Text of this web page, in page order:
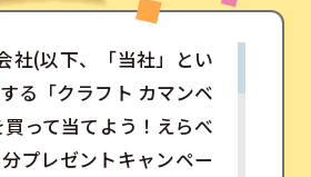
社(以下、「当社」とい
る「クラフト カマンベ
って当てよう！えらべ
プレゼントキャンペー